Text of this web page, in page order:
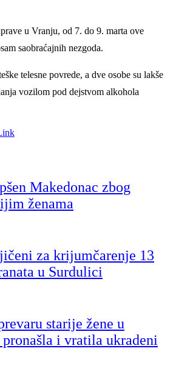
u Vranju, od 7. do 9. marta ove
saobraćajnih nezgoda.
telesne povrede, a dve osobe su lakše
vozilom pod dejstvom alkohola
Makedonac zbog
ženama
za krijumčarenje 13
u Surdulici
starije žene u
i vratila ukradeni